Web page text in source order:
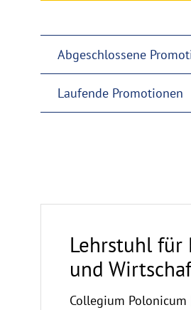
Abgeschlossene
Laufende Promotionen
Lehrstuhl für
und
Collegium Polonicum